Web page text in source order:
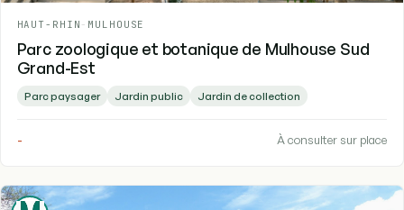
HAUT-RHIN - MULHOUSE
Parc zoologique et botanique de Mulhouse Sud
Grand-Est
Parc paysager Jardin public Jardin de collection
- À consulter sur place